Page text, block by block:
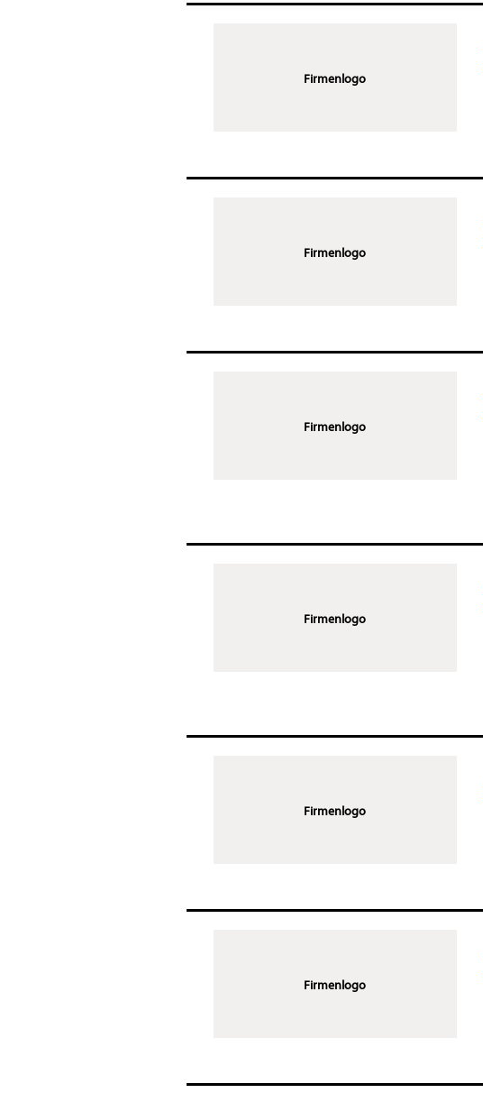
Firmenlogo
Firmenlogo
Firmenlogo
Firmenlogo
Firmenlogo
Firmenlogo